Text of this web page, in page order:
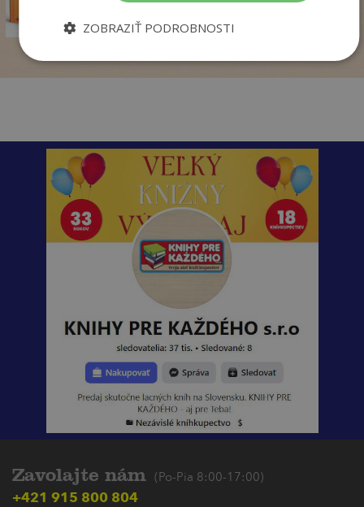
Zavolajte nám (Po-Pia 8:00-17:00)
+421 915 800 804
ZOBRAZIŤ PODROBNOSTI